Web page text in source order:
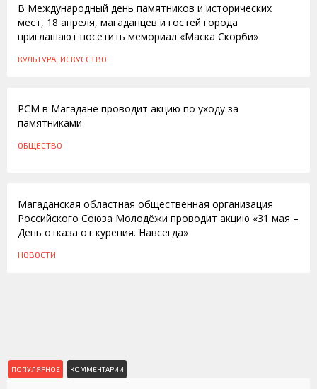
В Международный день памятников и исторических
мест, 18 апреля, магаданцев и гостей города
приглашают посетить мемориал «Маска Скорби»
КУЛЬТУРА, ИСКУССТВО
РСМ в Магадане проводит акцию по уходу за
памятниками
ОБЩЕСТВО
Магаданская областная общественная организация
Российского Союза Молодёжи проводит акцию «31 мая –
День отказа от курения. Навсегда»
НОВОСТИ
ПОПУЛЯРНОЕ КОММЕНТАРИИ